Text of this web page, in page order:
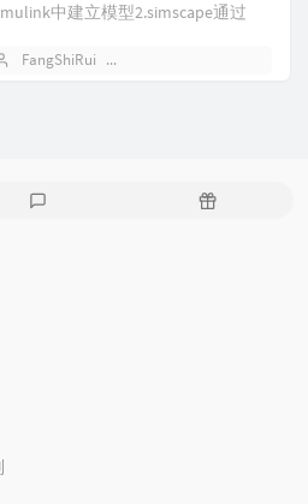
中建立模型2.simscape通过
FangShiRui
随